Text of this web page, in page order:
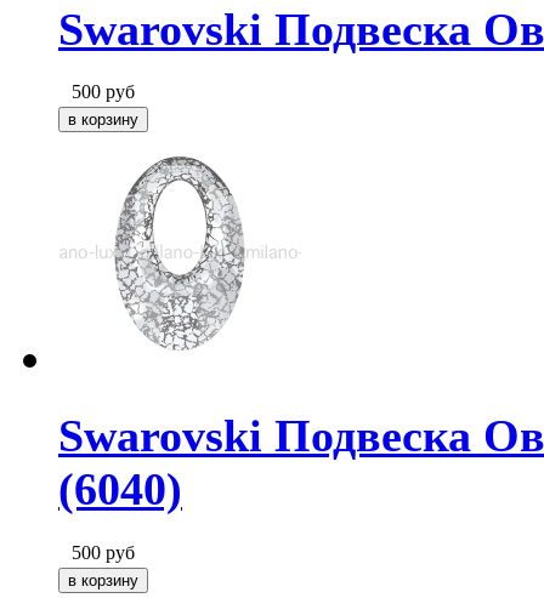
Swarovski Подвеска
500 руб
Swarovski Подвеска
(6040)
500 руб